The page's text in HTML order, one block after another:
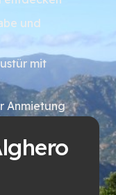
und
mit
Anmietung